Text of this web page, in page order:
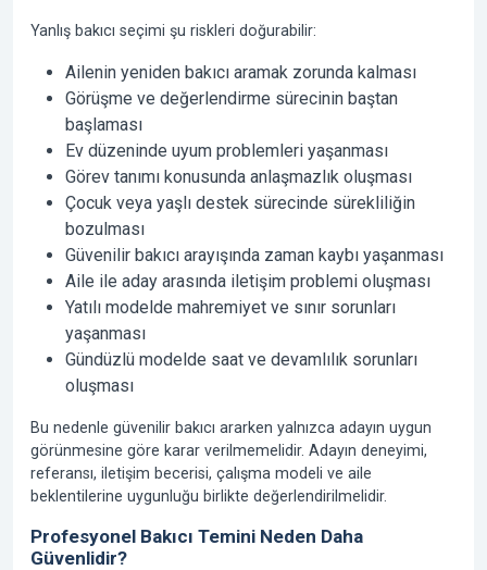
Yanlış bakıcı seçimi şu riskleri doğurabilir:
Ailenin yeniden bakıcı aramak zorunda kalması
Görüşme ve değerlendirme sürecinin baştan
başlaması
Ev düzeninde uyum problemleri yaşanması
Görev tanımı konusunda anlaşmazlık oluşması
Çocuk veya yaşlı destek sürecinde sürekliliğin
bozulması
Güvenilir bakıcı arayışında zaman kaybı yaşanması
Aile ile aday arasında iletişim problemi oluşması
Yatılı modelde mahremiyet ve sınır sorunları
yaşanması
Gündüzlü modelde saat ve devamlılık sorunları
oluşması
Bu nedenle güvenilir bakıcı ararken yalnızca adayın uygun
görünmesine göre karar verilmemelidir. Adayın deneyimi,
referansı, iletişim becerisi, çalışma modeli ve aile
beklentilerine uygunluğu birlikte değerlendirilmelidir.
Profesyonel Bakıcı Temini Neden Daha
Güvenlidir?